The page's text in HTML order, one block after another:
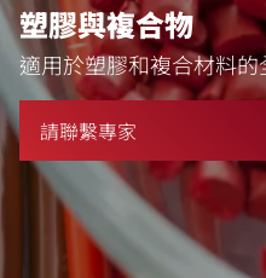
塑膠與複合物
適用於塑膠和複合材料
請聯繫專家